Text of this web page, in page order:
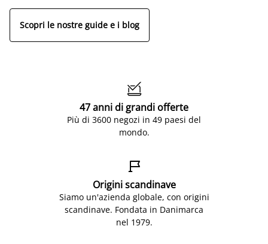
Scopri le nostre guide e i blog

47 anni di grandi offerte
Più di 3600 negozi in 49 paesi del
mondo.

Origini scandinave
Siamo un'azienda globale, con origini
scandinave. Fondata in Danimarca
nel 1979.